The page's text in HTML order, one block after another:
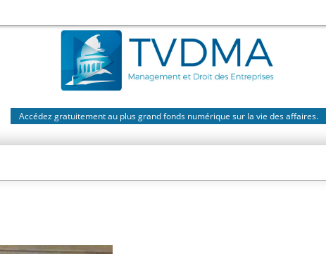
Accédez gratuitement au plus grand fonds numérique sur la vie des affaires.